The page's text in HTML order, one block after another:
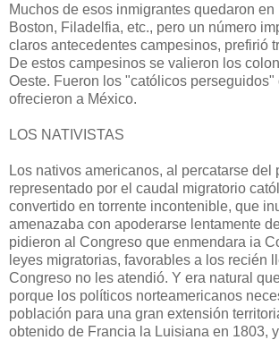
Muchos de esos inmigrantes quedaron en
Boston, Filadelfia, etc., pero un número
claros antecedentes campesinos, prefirió
De estos campesinos se valieron los
Oeste. Fueron los "católicos perseguidos"
ofrecieron a México.
LOS NATIVISTAS
Los nativos americanos, al percatarse del
representado por el caudal migratorio
convertido en torrente incontenible, que
amenazaba con apoderarse lentamente
pidieron al Congreso que enmendara ia
leyes migratorias, favorables a los recién
Congreso no les atendió. Y era natural
porque los políticos norteamericanos
población para una gran extensión
obtenido de Francia la Luisiana en 1803,